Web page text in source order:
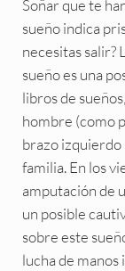
Soñar que te
sueño indica
necesitas salir?
sueño es una
libros de
hombre (como
brazo izquierdo
familia. En los
amputación de
un posible
sobre este
lucha de manos